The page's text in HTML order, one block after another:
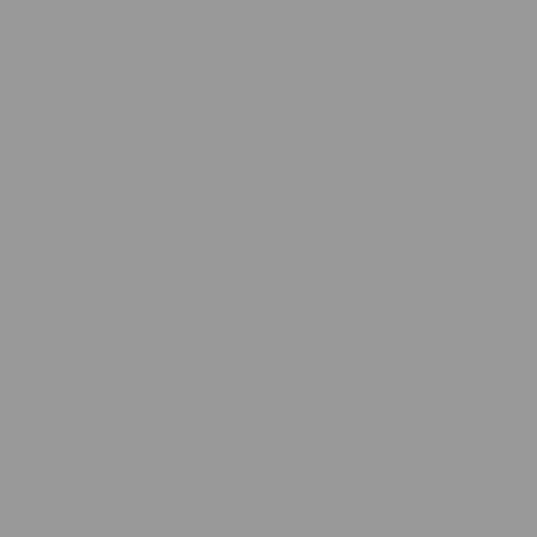
dell'azienda, abbiamo raccolto le
alle nostre linee guida sulle